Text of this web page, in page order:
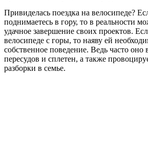
Привиделась поездка на велосипеде?
поднимаетесь в гору, то в реальности
удачное завершение своих проектов.
велосипеде с горы, то наяву ей
собственное поведение. Ведь часто
пересудов и сплетен, а также
разборки в семье.